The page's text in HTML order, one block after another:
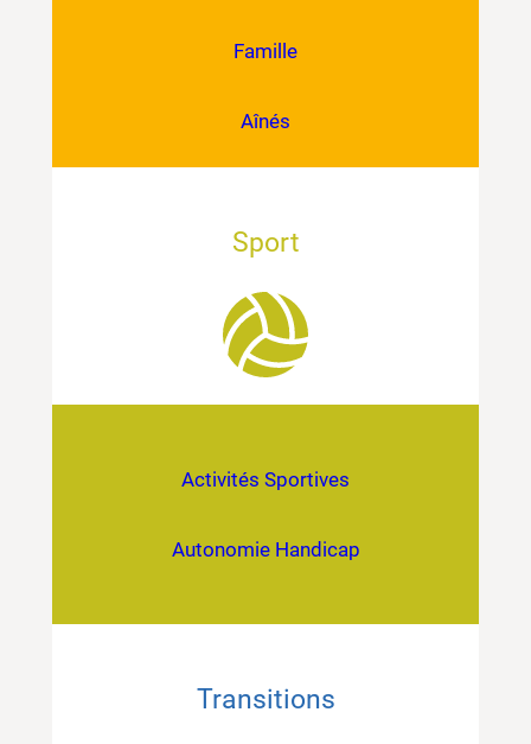
Famille
Aînés
Sport
Activités Sportives
Autonomie Handicap
Transitions